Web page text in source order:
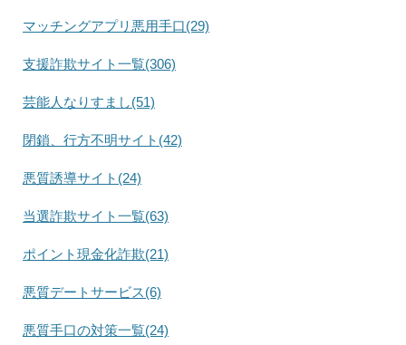
マッチングアプリ悪用手口(29)
支援詐欺サイト一覧(306)
芸能人なりすまし(51)
閉鎖、行方不明サイト(42)
悪質誘導サイト(24)
当選詐欺サイト一覧(63)
ポイント現金化詐欺(21)
悪質デートサービス(6)
悪質手口の対策一覧(24)